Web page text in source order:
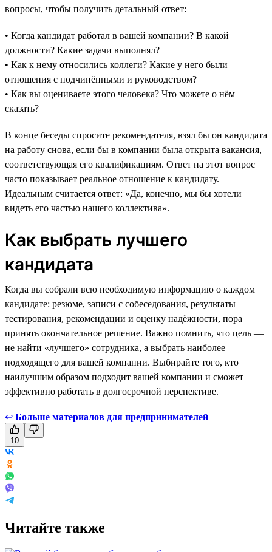
вопросы, чтобы получить детальный ответ:
• Когда кандидат работал в вашей компании? В какой
должности? Какие задачи выполнял?
• Как к нему относились коллеги? Какие у него были
отношения с подчинёнными и руководством?
• Как вы оцениваете этого человека? Что можете о нём
сказать?
В конце беседы спросите рекомендателя, взял бы он кандидата
на работу снова, если бы в компании была открыта вакансия,
соответствующая его квалификациям. Ответ на этот вопрос
часто показывает реальное отношение к кандидату.
Идеальным считается ответ: «Да, конечно, мы бы хотели
видеть его частью нашего коллектива».
Как выбрать лучшего
кандидата
Когда вы собрали всю необходимую информацию о каждом
кандидате: резюме, записи с собеседования, результаты
тестирования, рекомендации и оценку надёжности, пора
принять окончательное решение. Важно помнить, что цель —
не найти «лучшего» сотрудника, а выбрать наиболее
подходящего для вашей компании. Выбирайте того, кто
наилучшим образом подходит вашей компании и сможет
эффективно работать в долгосрочной перспективе.
↩ Больше материалов для предпринимателей
10
Читайте также